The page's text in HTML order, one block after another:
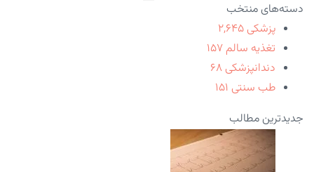
دسته‌های منتخب
پزشکی ۲,۶۴۵
تغذیه سالم ۱۵۷
دندانپزشکی ۶۸
طب سنتی ۱۵۱
جدیدترین مطالب